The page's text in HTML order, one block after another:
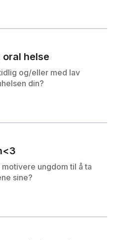
helse
og/eller med lav
din?
ungdom til å ta
sine?